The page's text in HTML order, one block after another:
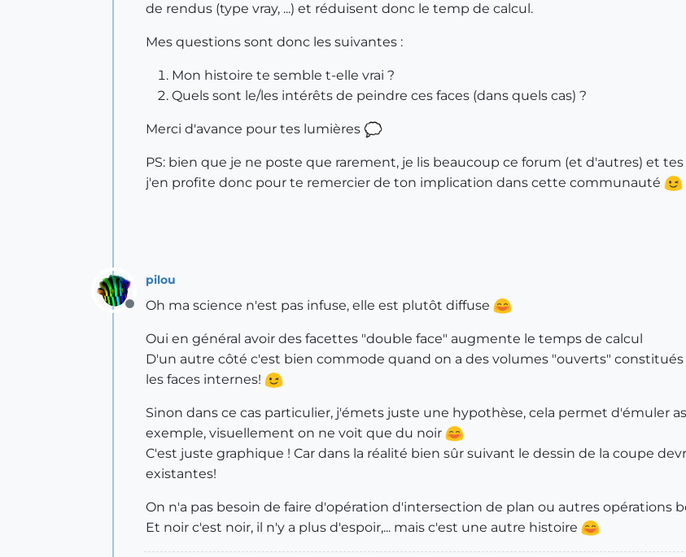
de rendus (type vray, ...) et réduisent donc le temp de calcul.
Mes questions sont donc les suivantes :
Mon histoire te semble t-elle vrai ?
Quels sont le/les intérêts de peindre ces faces (dans quels cas) ?
Merci d'avance pour tes lumières
PS: bien que je ne poste que rarement, je lis beaucoup ce forum (et d'autres) et
j'en profite donc pour te remercier de ton implication dans cette communauté
Offline
pilou
Oh ma science n'est pas infuse, elle est plutôt diffuse
Oui en général avoir des facettes "double face" augmente le temps de calcul
D'un autre côté c'est bien commode quand on a des volumes "ouverts" constitués
les faces internes!
Sinon dans ce cas particulier, j'émets juste une hypothèse, cela permet d'émuler
exemple, visuellement on ne voit que du noir
C'est juste graphique ! Car dans la réalité bien sûr suivant le dessin de la coupe
existantes!
On n'a pas besoin de faire d'opération d'intersection de plan ou autres opérations
Et noir c'est noir, il n'y a plus d'espoir,... mais c'est une autre histoire